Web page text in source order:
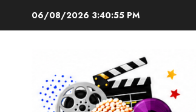
06/08/2026 3:40:56 PM